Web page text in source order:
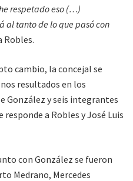
respetado eso (…)
al tanto de lo que pasó con
Robles.
cambio, la concejal se
resultados en los
González y seis integrantes
a Robles y José Luis
con González se fueron
Medrano, Mercedes